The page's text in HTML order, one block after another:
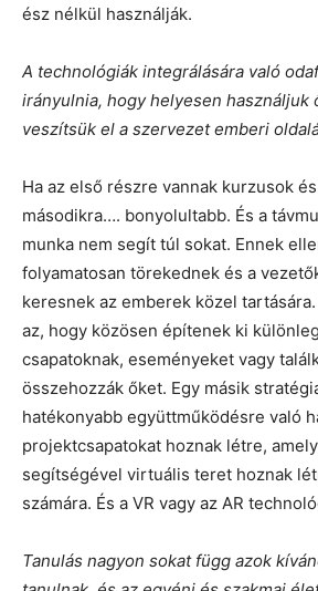
ész nélkül használják.
A technológiák integrálására való
irányulnia, hogy helyesen használjuk
veszítsük el a szervezet emberi
Ha az első részre vannak kurzusok
másodikra…. bonyolultabb. És a
munka nem segít túl sokat. Ennek
folyamatosan törekednek és a
keresnek az emberek közel
az, hogy közösen építenek ki
csapatoknak, eseményeket vagy
összehozzák őket. Egy másik
hatékonyabb együttműködésre való
projektcsapatokat hoznak létre,
segítségével virtuális teret hoznak
számára. És a VR vagy az AR
Tanulás nagyon sokat függ azok